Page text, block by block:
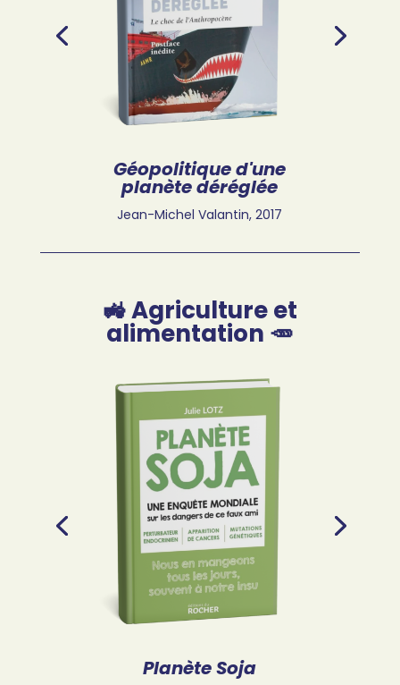
Géopolitique d'une
planète déréglée
Jean-Michel Valantin,2017
🚜 Agriculture et
alimentation 🥕
Planète Soja